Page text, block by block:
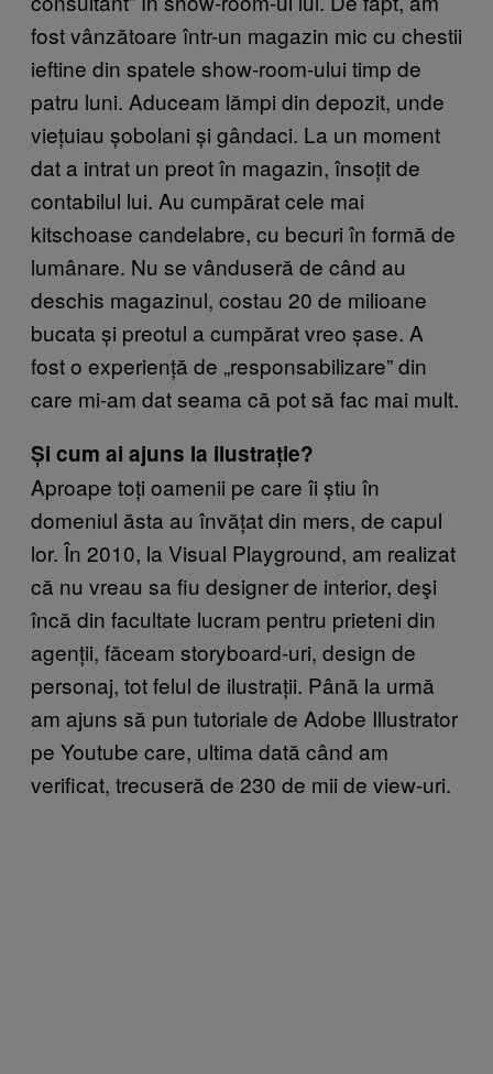
fost vânzătoare într-un magazin mic cu chestii
ieftine din spatele show-room-ului timp de
patru luni. Aduceam lămpi din depozit, unde
viețuiau șobolani și gândaci. La un moment
dat a intrat un preot în magazin, însoțit de
contabilul lui. Au cumpărat cele mai
kitschoase candelabre, cu becuri în formă de
lumânare. Nu se vânduseră de când au
deschis magazinul, costau 20 de milioane
bucata și preotul a cumpărat vreo șase. A
fost o experiență de „responsabilizare” din
care mi-am dat seama că pot să fac mai mult.
Și cum ai ajuns la ilustrație?
Aproape toți oamenii pe care îi știu în
domeniul ăsta au învățat din mers, de capul
lor. În 2010, la Visual Playground, am realizat
că nu vreau sa fiu designer de interior, deşi
încă din facultate lucram pentru prieteni din
agenții, făceam storyboard-uri, design de
personaj, tot felul de ilustrații. Până la urmă
am ajuns să pun tutoriale de Adobe Illustrator
pe Youtube care, ultima dată când am
verificat, trecuseră de 230 de mii de view-uri.